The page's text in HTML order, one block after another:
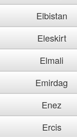
Elbistan
Eleskirt
Elmali
Emirdag
Enez
Ercis